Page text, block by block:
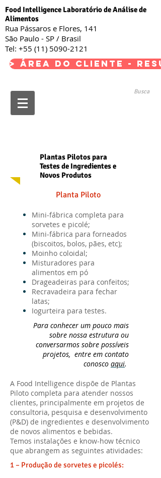
Food Intelligence Laboratório de Análise de
Alimentos
Rua Pássaros e Flores, 141
São Paulo - SP / Brasil
Tel: +55 (11) 5090-2121
> Área do Cliente -
Busca
Plantas Pilotos para
Testes de Ingredientes e
Novos Produtos
Planta Piloto
Mini-fábrica completa para
sorvetes e picolé;
Mini-fábrica para forneados
(biscoitos, bolos, pães, etc);
Moinho coloidal;
Misturadores para
alimentos em pó
Drageadeiras para confeitos;
Recravadeira para fechar
latas;
Iogurteira para testes.
Para conhecer um pouco mais
sobre nossa estrutura ou
conversarmos sobre possíveis
projetos, entre em contato
conosco aqui.
A Food Intelligence dispõe de Plantas
Piloto completa para atender nossos
clientes, principalmente em projetos de
consultoria, pesquisa e desenvolvimento
(P&D) de ingredientes e desenvolvimento
de novos alimentos e bebidas.
Temos instalações e know-how técnico
que abrangem as seguintes atividades:
1 – Produção de sorvetes e picolés: